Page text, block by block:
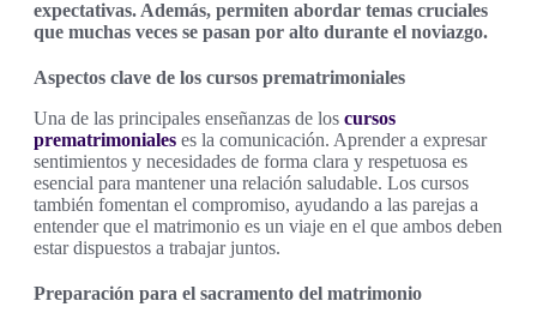
expectativas. Además, permiten abordar temas cruciales
que muchas veces se pasan por alto durante el noviazgo.
Aspectos clave de los cursos prematrimoniales
Una de las principales enseñanzas de los cursos
prematrimoniales es la comunicación. Aprender a expresar
sentimientos y necesidades de forma clara y respetuosa es
esencial para mantener una relación saludable. Los cursos
también fomentan el compromiso, ayudando a las parejas a
entender que el matrimonio es un viaje en el que ambos deben
estar dispuestos a trabajar juntos.
Preparación para el sacramento del matrimonio